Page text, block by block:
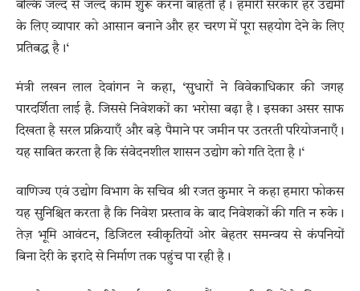
बल्कि जल्द से जल्द काम शुरू करना बाहती हैं। हमारी सरकार हर उद्यमी
के लिए व्यापार को आसान बनाने और हर चरण में पूरा सहयोग देने के लिए
प्रतिबद्ध है।‘
मंत्री लखन लाल देवांगन ने कहा, ‘सुधारों ने विवेकाधिकार की जगह
पारदर्शिता लाई है. जिससे निवेशकों का भरोसा बढ़ा है। इसका असर साफ
दिखता है सरल प्रक्रियाएँ और बड़े पैमाने पर जमीन पर उतरती परियोजनाएँ।
यह साबित करता है कि संवेदनशील शासन उद्योग को गति देता है।‘
वाणिज्य एवं उद्योग विभाग के सचिव श्री रजत कुमार ने कहा हमारा फोकस
यह सुनिश्चित करता है कि निवेश प्रस्ताव के बाद निवेशकों की गति न रुके।
तेज़ भूमि आवंटन, डिजिटल स्वीकृतियों ओर बेहतर समन्वय से कंपनियों
बिना देरी के इरादे से निर्माण तक पहुंच पा रही है।